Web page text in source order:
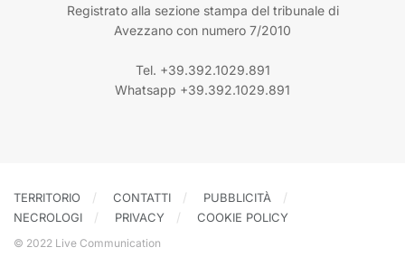
Registrato alla sezione stampa del tribunale di
Avezzano con numero 7/2010
Tel. +39.392.1029.891
Whatsapp +39.392.1029.891
TERRITORIO CONTATTI
PUBBLICITÀ
NECROLOGI
PRIVACY COOKIE POLICY
© 2022 Live Communication